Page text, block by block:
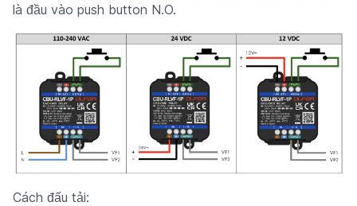
là đầu vào push button N.O.
Cách đấu tải: